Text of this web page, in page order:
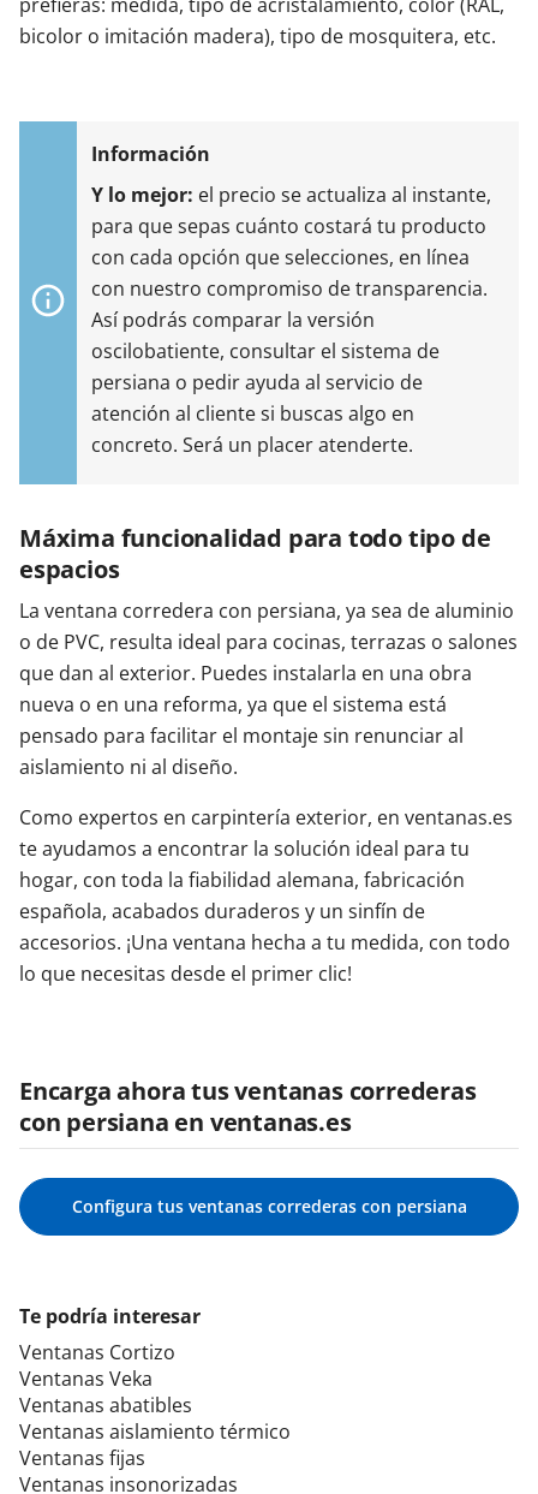
bicolor o imitación madera), tipo de mosquitera, etc.
Y lo mejor: el precio se actualiza al instante,
para que sepas cuánto costará tu producto
con cada opción que selecciones, en línea
con nuestro compromiso de transparencia.
Así podrás comparar la versión
oscilobatiente, consultar el sistema de
persiana o pedir ayuda al servicio de
atención al cliente si buscas algo en
concreto. Será un placer atenderte.
Máxima funcionalidad para todo tipo de
espacios
La ventana corredera con persiana, ya sea de aluminio
o de PVC, resulta ideal para cocinas, terrazas o salones
que dan al exterior. Puedes instalarla en una obra
nueva o en una reforma, ya que el sistema está
pensado para facilitar el montaje sin renunciar al
aislamiento ni al diseño.
Como expertos en carpintería exterior, en ventanas.es
te ayudamos a encontrar la solución ideal para tu
hogar, con toda la fiabilidad alemana, fabricación
española, acabados duraderos y un sinfín de
accesorios. ¡Una ventana hecha a tu medida, con todo
lo que necesitas desde el primer clic!
Encarga ahora tus ventanas correderas
con persiana en ventanas.es
Configura tus ventanas correderas con persiana
Te podría interesar
Ventanas Cortizo
Ventanas Veka
Ventanas abatibles
Ventanas aislamiento térmico
Ventanas fijas
Ventanas insonorizadas